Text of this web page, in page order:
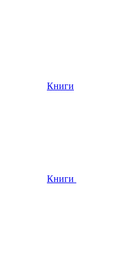
Книги
Книги